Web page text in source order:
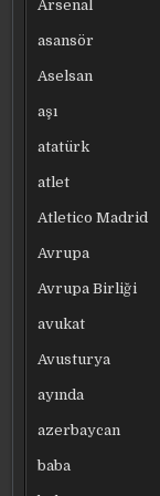
Arsenal
asansör
Aselsan
aşı
atatürk
atlet
Atletico Madrid
Avrupa
Avrupa Birliği
avukat
Avusturya
ayında
azerbaycan
baba